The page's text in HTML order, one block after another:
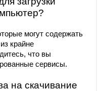
могут содержать
крайне
что вы
сервисы.
на скачивание